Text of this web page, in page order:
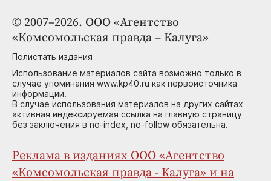
© 2007–2026. ООО «Агентство
«Комсомольская правда – Калуга»
Полистать издания
Использование материалов сайта возможно только в
случае упоминания www.kp40.ru как первоисточника
информации.
В случае использования материалов на других сайтах
активная индексируемая ссылка на главную страницу
без заключения в no-index, no-follow обязательна.
Реклама в изданиях ООО «Агентство
«Комсомольская правда - Калуга» и на